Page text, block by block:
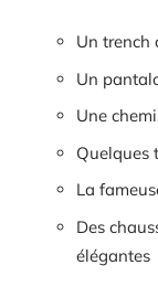
Un trench
Un
Une
Quelques
La
Des
élégantes